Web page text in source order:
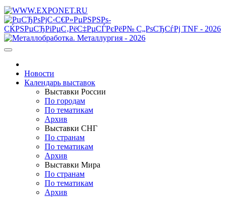
Новости
Календарь выставок
Выставки России
По городам
По тематикам
Архив
Выставки СНГ
По странам
По тематикам
Архив
Выставки Мира
По странам
По тематикам
Архив